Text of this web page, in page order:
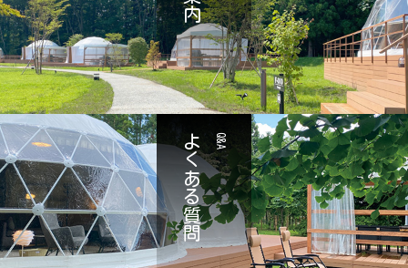
Q&A
よくある質問